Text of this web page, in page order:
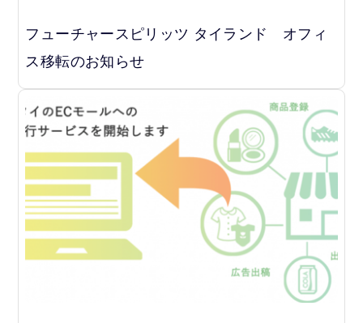
フューチャースピリッツ タイランド オフィ
ス移転のお知らせ